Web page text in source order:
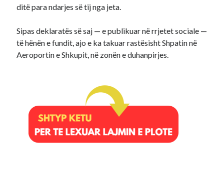
ditë para ndarjes së tij nga jeta.
Sipas deklaratës së saj — e publikuar në rrjetet sociale —
të hënën e fundit, ajo e ka takuar rastësisht Shpatin në
Aeroportin e Shkupit, në zonën e duhanpirjes.